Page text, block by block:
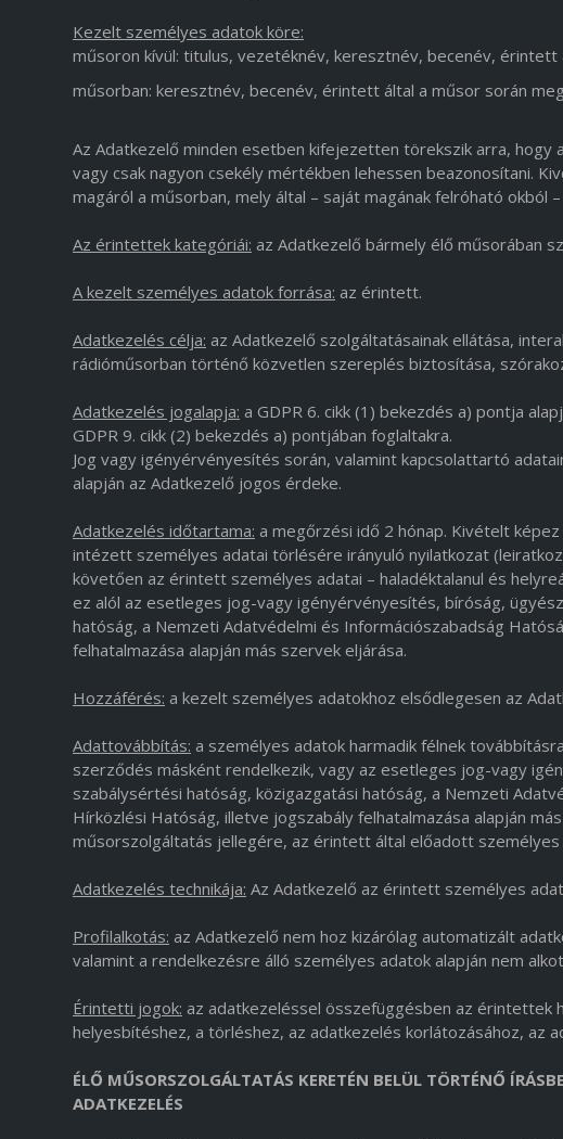
Kezelt személyes adatok köre:
műsoron kívül: titulus, vezetéknév, keresztnév, becenév,
műsorban: keresztnév, becenév, érintett által a műsor során
Az Adatkezelő minden esetben kifejezetten törekszik arra,
vagy csak nagyon csekély mértékben lehessen beazonosítani.
magáról a műsorban, mely által – saját magának felróható okból
Az érintettek kategóriái: az Adatkezelő bármely élő műsorában
A kezelt személyes adatok forrása: az érintett.
Adatkezelés célja: az Adatkezelő szolgáltatásainak ellátása,
rádióműsorban történő közvetlen szereplés biztosítása,
Adatkezelés jogalapja: a GDPR 6. cikk (1) bekezdés a) pontja
GDPR 9. cikk (2) bekezdés a) pontjában foglaltakra.
Jog vagy igényérvényesítés során, valamint kapcsolattartó
alapján az Adatkezelő jogos érdeke.
Adatkezelés időtartama: a megőrzési idő 2 hónap. Kivételt
intézett személyes adatai törlésére irányuló nyilatkozat
követően az érintett személyes adatai – haladéktalanul és
ez alól az esetleges jog-vagy igényérvényesítés, bíróság,
hatóság, a Nemzeti Adatvédelmi és Információszabadság
felhatalmazása alapján más szervek eljárása.
Hozzáférés: a kezelt személyes adatokhoz elsődlegesen az
Adattovábbítás: a személyes adatok harmadik félnek
szerződés másként rendelkezik, vagy az esetleges jog-vagy
szabálysértési hatóság, közigazgatási hatóság, a Nemzeti
Hírközlési Hatóság, illetve jogszabály felhatalmazása alapján
műsorszolgáltatás jellegére, az érintett által előadott
Adatkezelés technikája: Az Adatkezelő az érintett személyes
Profilalkotás: az Adatkezelő nem hoz kizárólag automatizált
valamint a rendelkezésre álló személyes adatok alapján nem
Érintetti jogok: az adatkezeléssel összefüggésben az érintettek
helyesbítéshez, a törléshez, az adatkezelés korlátozásához, az
ÉLŐ MŰSORSZOLGÁLTATÁS KERETÉN BELÜL TÖRTÉNŐ
ADATKEZELÉS